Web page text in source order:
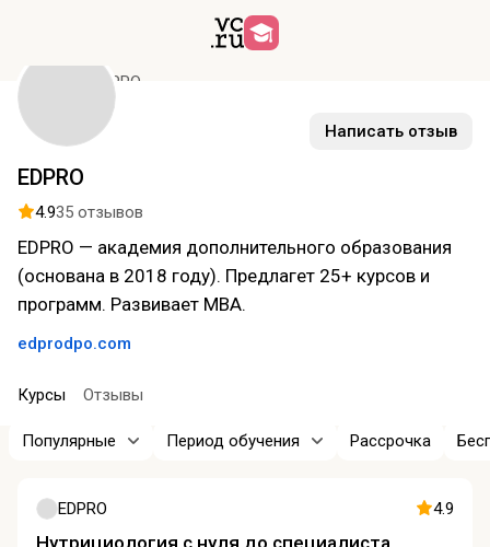
Курсы EDPRO
Написать отзыв
EDPRO
4.935 отзывов
EDPRO — академия дополнительного образования
(основана в 2018 году). Предлагет 25+ курсов и
программ. Развивает MBA.
edprodpo.com
Курсы Отзывы
Популярные Период обучения Рассрочка
EDPRO 4.9
Нутрициология c нуля до специалиста